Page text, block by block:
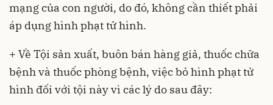
mạng của con người, do đó, không cần thiết phải
áp dụng hình phạt tử hình.
+ Về Tội sản xuất, buôn bán hàng giả, thuốc chữa
bệnh và thuốc phòng bệnh, việc bỏ hình phạt tử
hình đối với tội này vì các lý do sau đây: